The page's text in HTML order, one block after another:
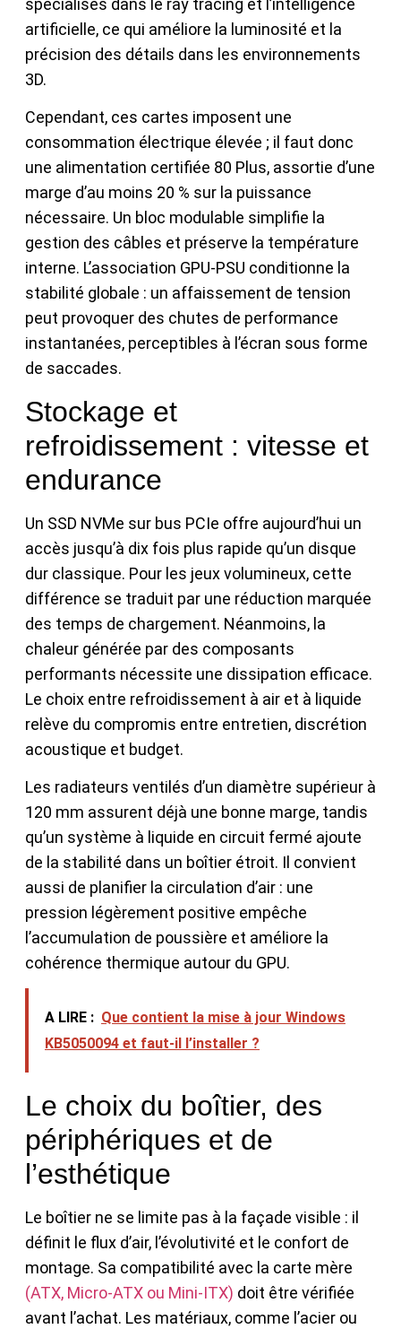
spécialisés dans le ray tracing et l’intelligence
artificielle, ce qui améliore la luminosité et la
précision des détails dans les environnements
3D.
Cependant, ces cartes imposent une
consommation électrique élevée ; il faut donc
une alimentation certifiée 80 Plus, assortie d’une
marge d’au moins 20 % sur la puissance
nécessaire. Un bloc modulable simplifie la
gestion des câbles et préserve la température
interne. L’association GPU-PSU conditionne la
stabilité globale : un affaissement de tension
peut provoquer des chutes de performance
instantanées, perceptibles à l’écran sous forme
de saccades.
Stockage et
refroidissement : vitesse et
endurance
Un SSD NVMe sur bus PCIe offre aujourd’hui un
accès jusqu’à dix fois plus rapide qu’un disque
dur classique. Pour les jeux volumineux, cette
différence se traduit par une réduction marquée
des temps de chargement. Néanmoins, la
chaleur générée par des composants
performants nécessite une dissipation efficace.
Le choix entre refroidissement à air et à liquide
relève du compromis entre entretien, discrétion
acoustique et budget.
Les radiateurs ventilés d’un diamètre supérieur à
120 mm assurent déjà une bonne marge, tandis
qu’un système à liquide en circuit fermé ajoute
de la stabilité dans un boîtier étroit. Il convient
aussi de planifier la circulation d’air : une
pression légèrement positive empêche
l’accumulation de poussière et améliore la
cohérence thermique autour du GPU.
A LIRE : Que contient la mise à jour Windows
KB5050094 et faut-il l’installer ?
Le choix du boîtier, des
périphériques et de
l’esthétique
Le boîtier ne se limite pas à la façade visible : il
définit le flux d’air, l’évolutivité et le confort de
montage. Sa compatibilité avec la carte mère
(ATX, Micro-ATX ou Mini-ITX) doit être vérifiée
avant l’achat. Les matériaux, comme l’acier ou